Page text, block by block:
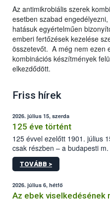
Az antimikrobiális szerek
esetben szabad
hatásuk egyértelműen
emberi fertőzések kezelése
összetevőt. A még nem ezen
kombinációs készítmények
elkezdődött.
Friss hírek
2026. július 15, szerda
125 éve történt
125 évvel ezelőtt 1901. július
csak részben – a budapesti
állomás a Kis Rókus utca 15.
tervezett új épületébe.
TOVÁBB >
2026. július 6, hétfő
Az ebek viselkedésének